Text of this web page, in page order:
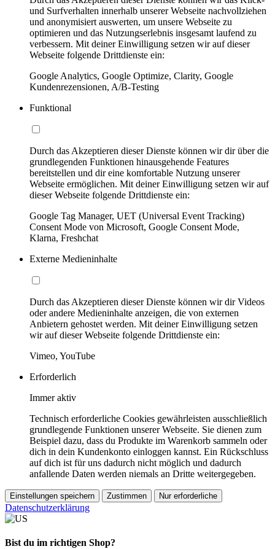
und Surfverhalten innerhalb unserer Webseite nachvollziehen
und anonymisiert auswerten, um unsere Webseite zu
optimieren und das Nutzungserlebnis insgesamt laufend zu
verbessern. Mit deiner Einwilligung setzen wir auf dieser
Webseite folgende Drittdienste ein:
Google Analytics, Google Optimize, Clarity, Google
Kundenrezensionen, A/B-Testing
Funktional
Durch das Akzeptieren dieser Dienste können wir dir über die
grundlegenden Funktionen hinausgehende Features
bereitstellen und dir eine komfortable Nutzung unserer
Webseite ermöglichen. Mit deiner Einwilligung setzen wir auf
dieser Webseite folgende Drittdienste ein:
Google Tag Manager, UET (Universal Event Tracking)
Consent Mode von Microsoft, Google Consent Mode,
Klarna, Freshchat
Externe Medieninhalte
Durch das Akzeptieren dieser Dienste können wir dir Videos
oder andere Medieninhalte anzeigen, die von externen
Anbietern gehostet werden. Mit deiner Einwilligung setzen
wir auf dieser Webseite folgende Drittdienste ein:
Vimeo, YouTube
Erforderlich
Immer aktiv
Technisch erforderliche Cookies gewährleisten ausschließlich
grundlegende Funktionen unserer Webseite. Sie dienen zum
Beispiel dazu, dass du Produkte im Warenkorb sammeln oder
dich in dein Kundenkonto einloggen kannst. Ein Rückschluss
auf dich ist für uns dadurch nicht möglich und dadurch
anfallende Daten werden niemals an Dritte weitergegeben.
Einstellungen speichern Zustimmen Nur erforderliche
Datenschutzerklärung
Bist du im richtigen Shop?